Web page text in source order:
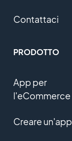
Contattaci
PRODOTTO
App per
l'eCommerce
Creare un'app